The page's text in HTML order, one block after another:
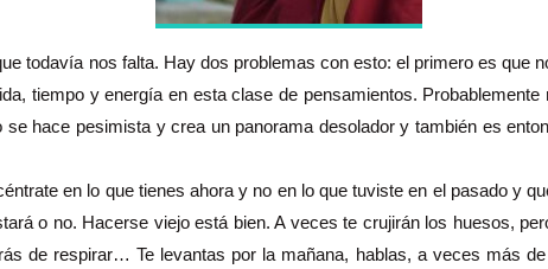
todavía nos falta. Hay dos problemas con esto: el primero es que
tiempo y energía en esta clase de pensamientos.
hace pesimista y crea un panorama desolador y también es
en lo que tienes ahora y no en lo que tuviste en el pasado y
o no. Hacerse viejo está bien. A veces te crujirán los huesos,
de respirar… Te levantas por la mañana, hablas, a veces más